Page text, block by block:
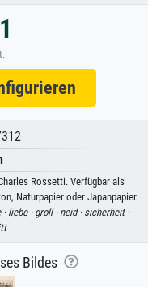
Rossetti. Verfügbar als
Naturpapier oder Japanpapier.
·liebe · groll · neid · sicherheit ·
Bildes